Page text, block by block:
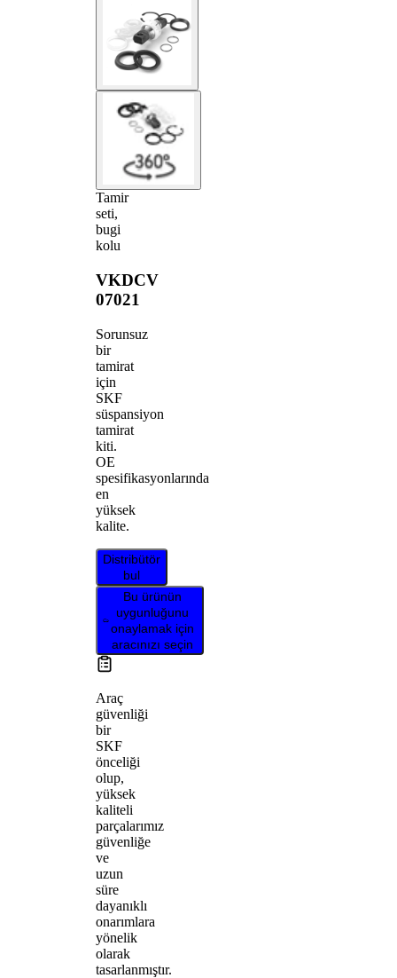
Tamir
seti,
bugi
kolu
VKDCV
07021
Sorunsuz
bir
tamirat
için
SKF
süspansiyon
tamirat
kiti.
OE
spesifikasyonlarında
en
yüksek
kalite.
Distribütör
bul
Bu ürünün
uygunluğunu
onaylamak için
aracınızı seçin
Araç
güvenliği
bir
SKF
önceliği
olup,
yüksek
kaliteli
parçalarımız
güvenliğe
ve
uzun
süre
dayanıklı
onarımlara
yönelik
olarak
tasarlanmıştır.